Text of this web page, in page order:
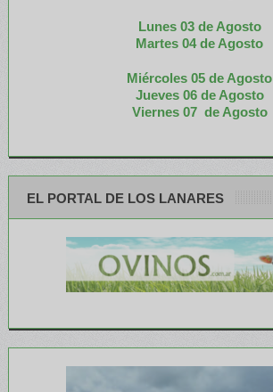
Lunes 03 de Agosto
Martes 04 de Agosto
Miércoles 05 de Agosto
Jueves 06 de Agosto
Viernes 07 de Agosto
EL PORTAL DE LOS LANARES